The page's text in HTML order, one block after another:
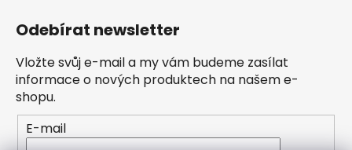
Odebírat newsletter
Vložte svůj e-mail a my vám budeme zasílat
informace o nových produktech na našem e-
shopu.
E-mail